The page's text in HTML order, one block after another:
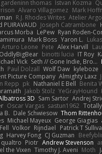
gardeninn thomas Istvan Kozma
Alvaro Villagomez Mark
R.J. Rhodes Writes Atelier
PUIRAVAUD Joseph Catrambone
Morba LePew Ryan Roden-
Mark Boss Yaron L.
Arturo Leone Pete Alex Harvill
OddlyBigBear binotti lucia IT Roy
Vick Seth // Gone Indie, Bro...
Paul Dolzall Wolf Daw kyleboze
Picture Company Almighty Laxz
Repp pk Nathaniel E Bell Benita
Jakob Stolz YeGrayHound
3D Sam Sartor Andrej
Oscar Vargas sastun1962
B. Dale Schwiesow Thom
Michael Mayeux George Giagias
Volkor Rijndael Patrick T
Harvey Fong CJ Guzman
qualtro Piotr Andrew Stevenson
the Vixen Timothy J. Aveni Moth